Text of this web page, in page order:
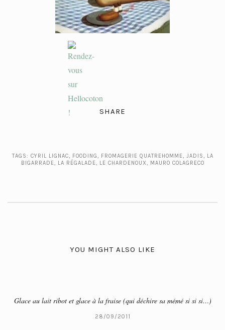
SHARE
TAGS: CYRIL LIGNAC, FOODING, FROMAGERIE QUATREHOMME, JADIS, LA
BIGARRADE, LA RÉGALADE, LE CHARDENOUX, MAURO COLAGRECO
YOU MIGHT ALSO LIKE
Glace au lait ribot et glace à la fraise (qui déchire sa mémé si si si…)
28/09/2011